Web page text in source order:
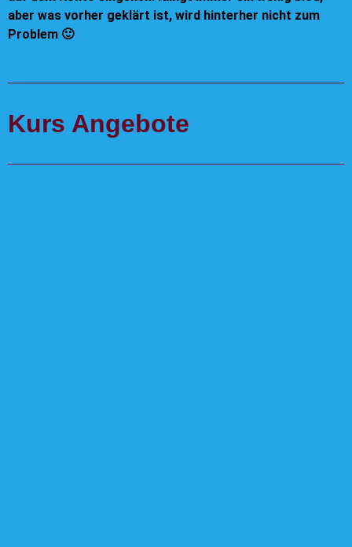
aber was vorher geklärt ist, wird hinterher nicht zum
Problem 🙂
Kurs Angebote